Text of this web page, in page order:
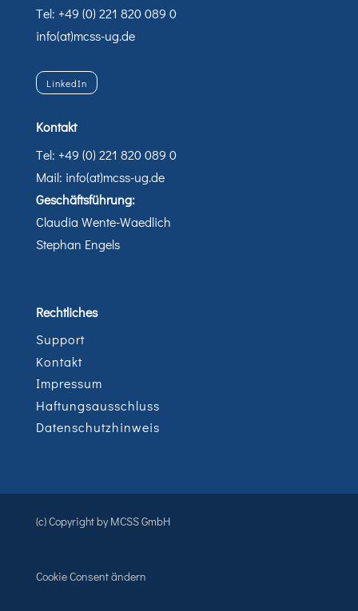
Tel: +49 (0) 221 820 089 0
info(at)mcss-ug.de
LinkedIn
Kontakt
Tel: +49 (0) 221 820 089 0
Mail: info(at)mcss-ug.de
Geschäftsführung:
Claudia Wente-Waedlich
Stephan Engels
Rechtliches
Support
Kontakt
Impressum
Haftungsausschluss
Datenschutzhinweis
(c) Copyright by MCSS GmbH
Cookie Consent ändern